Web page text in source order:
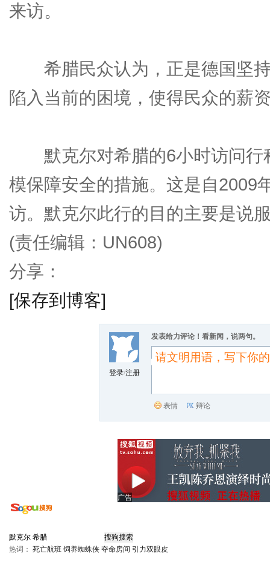
来访。
希腊民众认为，正是德国坚持
陷入当前的困境，使得民众的薪
默克尔对希腊的6小时访问行
模保障安全的措施。这是自2009
访。默克尔此行的目的主要是说
(责任编辑：UN608)
分享：
[保存到博客]
登录/注册
发表给力评论！看新闻，说两句。
表情 辩论
广告
热词： 死亡航班 饲养蜘蛛侠 夺命房间 引力双眼皮